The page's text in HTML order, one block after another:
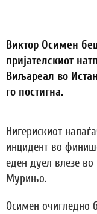
Виктор Осимен
пријателскиот
Виљареал во
го постигна.
Нигерискиот
инцидент во
еден дуел влезе во
Мурињо.
Осимен очигледно